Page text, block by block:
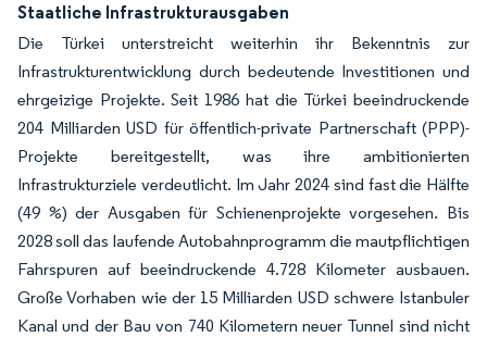
Staatliche Infrastrukturausgaben
Die Türkei unterstreicht weiterhin ihr Bekenntnis zur
Infrastrukturentwicklung durch bedeutende Investitionen und
ehrgeizige Projekte. Seit 1986 hat die Türkei beeindruckende
204 Milliarden USD für öffentlich-private Partnerschaft (PPP)-
Projekte bereitgestellt, was ihre ambitionierten
Infrastrukturziele verdeutlicht. Im Jahr 2024 sind fast die Hälfte
(49 %) der Ausgaben für Schienenprojekte vorgesehen. Bis
2028 soll das laufende Autobahnprogramm die mautpflichtigen
Fahrspuren auf beeindruckende 4.728 Kilometer ausbauen.
Große Vorhaben wie der 15 Milliarden USD schwere Istanbuler
Kanal und der Bau von 740 Kilometern neuer Tunnel sind nicht